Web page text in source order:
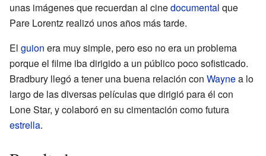
unas imágenes que recuerdan al cinedocumental que
Pare Lorentz realizó unos años más tarde.
El guion era muy simple, pero eso no era un problema
porque el filme iba dirigido a un público poco sofisticado.
Bradbury llegó a tener una buena relación con Waynea lo
largo de las diversas películas que dirigió para él con
Lone Star, y colaboró en su cimentación como futura
estrella.